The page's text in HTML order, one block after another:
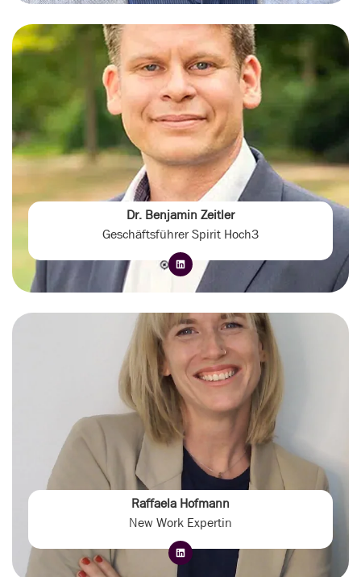
Dr. Benjamin Zeitler
Geschäftsführer Spirit Hoch3
Raffaela Hofmann
New Work Expertin